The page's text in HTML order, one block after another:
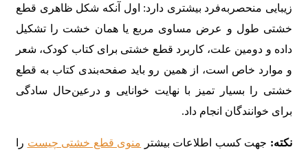
زیبایی منحصربه‌فرد بیشتری دارد: اول آنکه شکل ظاهری قطع
خشتی طول و عرض مساوی مربع یا همان خشت را تشکیل
داده و دومین علت، کاربرد قطع خشتی برای کتاب کودک، شعر
و موارد خاص است، از همین رو باید صفحه‌بندی کتاب به قطع
خشتی را بسیار تمیز با نهایت خوانایی و درعین‌حال سادگی
برای خوانندگان انجام داد.
نکته: جهت کسب اطلاعات بیشتر منوی قطع خشتی چیست را